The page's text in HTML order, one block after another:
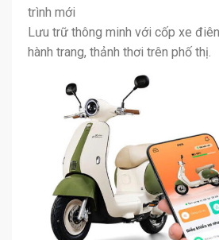
trình mới
Lưu trữ thông minh với cốp xe
hành trang, thảnh thơi trên phố thị.